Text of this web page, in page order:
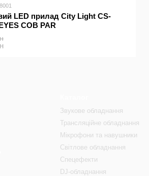
LED прилад City Light CS-
COB PAR
Звукове обладнання
Трансляційне обладнання
Мікрофони та навушники
Світлове обладнання
Спецефекти
DJ-обладнання